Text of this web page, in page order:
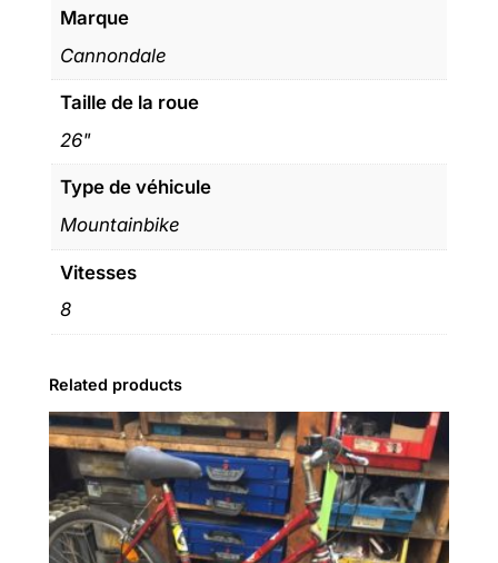
Marque
Cannondale
Taille de la roue
26"
Type de véhicule
Mountainbike
Vitesses
8
Related products